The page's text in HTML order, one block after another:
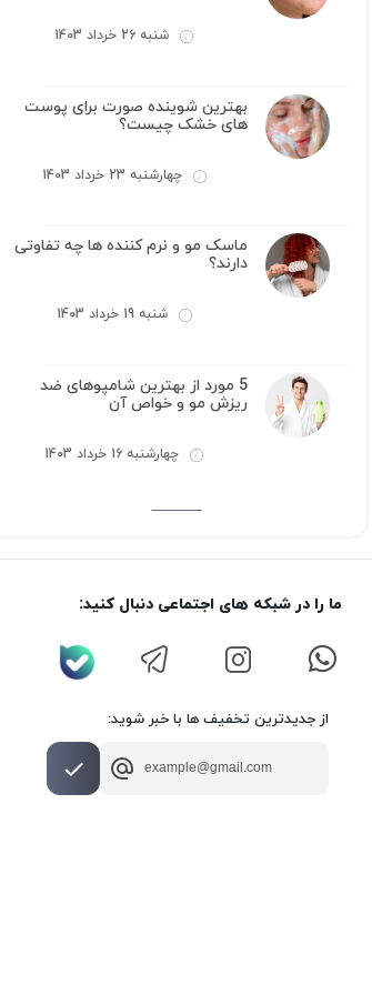
شنبه 26 خرداد 1403
بهترین شوینده صورت برای پوست
های خشک چیست؟
چهارشنبه 23 خرداد 1403
ماسک مو و نرم کننده ها چه تفاوتی
دارند؟
شنبه 19 خرداد 1403
5 مورد از بهترین شامپوهای ضد
ریزش مو و خواص آن
چهارشنبه 16 خرداد 1403
ما را در شبکه های اجتماعی دنبال کنید:
از جدیدترین تخفیف ها با خبر شوید: